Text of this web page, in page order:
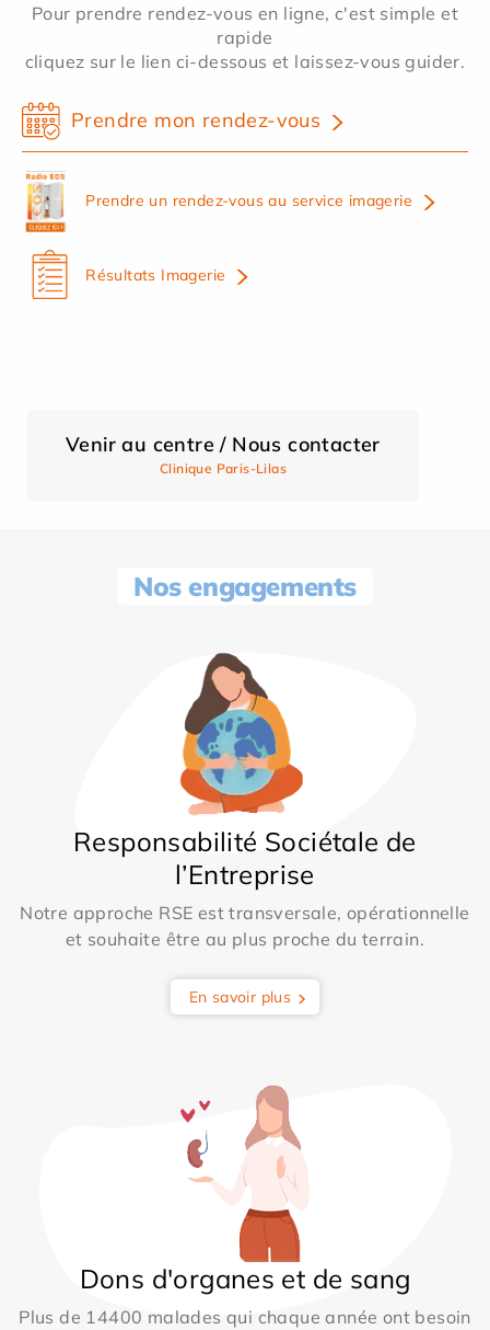
Pour prendre rendez-vous en ligne, c'est simple et
rapide
cliquez sur le lien ci-dessous et laissez-vous guider.
Prendre mon rendez-vous
Prendre un rendez-vous au service imagerie
Résultats Imagerie
Venir au centre / Nous contacter
Clinique Paris-Lilas
Nos engagements
Responsabilité Sociétale de
l’Entreprise
Notre approche RSE est transversale, opérationnelle
et souhaite être au plus proche du terrain.
En savoir plus
Dons d'organes et de sang
Plus de 14400 malades qui chaque année ont besoin